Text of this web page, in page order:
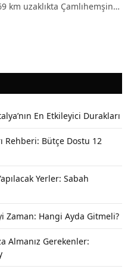
km uzaklıkta Çamlıhemşin…
En Etkileyici Durakları
Rehberi: Bütçe Dostu 12
Yerler: Sabah
Zaman: Hangi Ayda Gitmeli?
Almanız Gerekenler: